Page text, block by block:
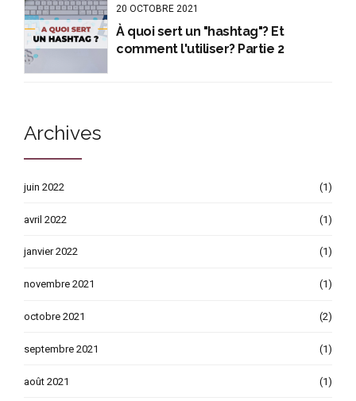
20 OCTOBRE 2021
À quoi sert un "hashtag"? Et
comment l'utiliser? Partie 2
Archives
juin 2022 (1)
avril 2022 (1)
janvier 2022 (1)
novembre 2021 (1)
octobre 2021 (2)
septembre 2021 (1)
août 2021 (1)